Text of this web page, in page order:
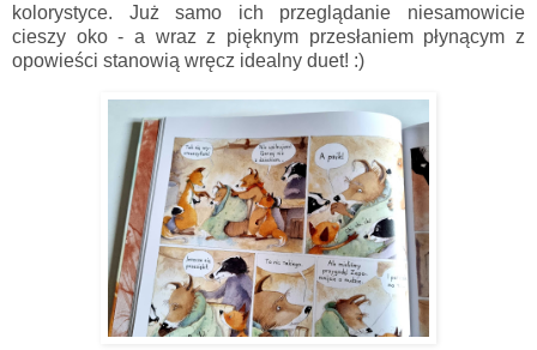
kolorystyce. Już samo ich przeglądanie niesamowicie
cieszy oko - a wraz z pięknym przesłaniem płynącym z
opowieści stanowią wręcz idealny duet! :)